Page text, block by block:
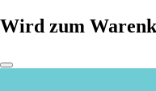
Wird zum